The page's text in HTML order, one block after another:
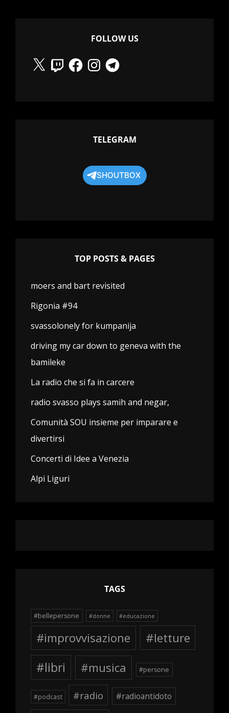
FOLLOW US
X
TwitchFacebookInstagramTelegram
TELEGRAM
SHOUTBOX
TOP POSTS & PAGES
moers and bart revisited
Rigonia #94
svassolonely for kumpanija
driving my car down to geneva with the
bamileke
La radio che si fa in carcere
radio svasso plays samih and negar,
Comunità SOU insieme per imparare e
divertirsi
Concerti di Idee a Venezia
Alpi Liguri
TAGS
#bellepersone #donne #educazione
#improvvisazione
#letture
#libri
#musica #persone
#podcast #radio #radioantidoto